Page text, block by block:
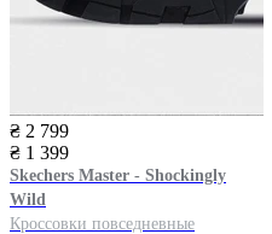
₴ 2 799
₴ 1 399
Skechers Master - Shockingly
Wild
Кроссовки повседневные